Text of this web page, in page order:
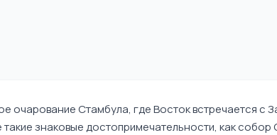
очарование Стамбула, где Восток встречается с
знаковые достопримечательности, как